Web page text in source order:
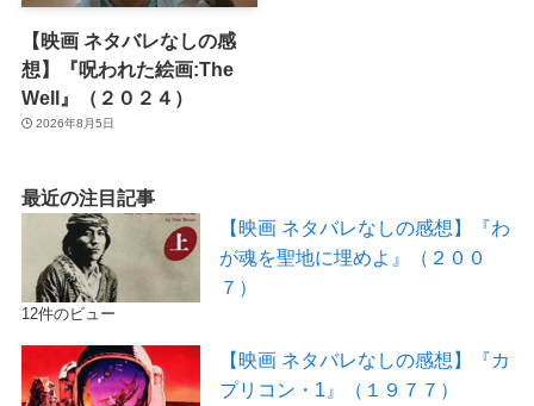
【映画 ネタバレなしの感
想】『呪われた絵画:The
Well』（２０２４）
2026年8月5日
最近の注目記事
【映画 ネタバレなしの感想】『わ
が魂を聖地に埋めよ』（２００
７）
12件のビュー
【映画 ネタバレなしの感想】『カ
プリコン・1』（１９７７）